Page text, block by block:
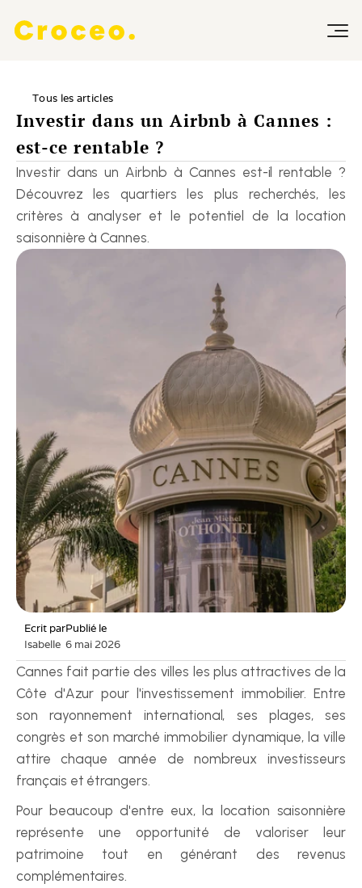
Tous les articles
Investir dans un Airbnb à Cannes :
est-ce rentable ?
Investir dans un Airbnb à Cannes est-il rentable ?
Découvrez les quartiers les plus recherchés, les
critères à analyser et le potentiel de la location
saisonnière à Cannes.
Ecrit par
Isabelle
Publié le
6 mai 2026
Cannes fait partie des villes les plus attractives de la
Côte d'Azur pour l'investissement immobilier. Entre
son rayonnement international, ses plages, ses
congrès et son marché immobilier dynamique, la ville
attire chaque année de nombreux investisseurs
français et étrangers.
Pour beaucoup d'entre eux, la location saisonnière
représente une opportunité de valoriser leur
patrimoine tout en générant des revenus
complémentaires.